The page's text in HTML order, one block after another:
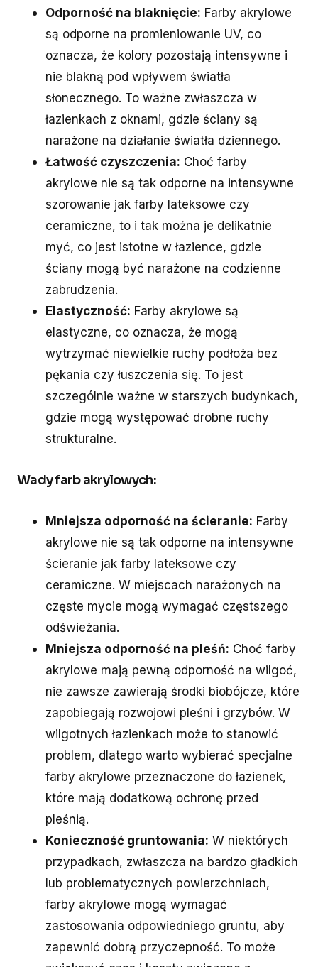
Odporność na blaknięcie: Farby akrylowe
są odporne na promieniowanie UV, co
oznacza, że kolory pozostają intensywne i
nie blakną pod wpływem światła
słonecznego. To ważne zwłaszcza w
łazienkach z oknami, gdzie ściany są
narażone na działanie światła dziennego.
Łatwość czyszczenia: Choć farby
akrylowe nie są tak odporne na intensywne
szorowanie jak farby lateksowe czy
ceramiczne, to i tak można je delikatnie
myć, co jest istotne w łazience, gdzie
ściany mogą być narażone na codzienne
zabrudzenia.
Elastyczność: Farby akrylowe są
elastyczne, co oznacza, że mogą
wytrzymać niewielkie ruchy podłoża bez
pękania czy łuszczenia się. To jest
szczególnie ważne w starszych budynkach,
gdzie mogą występować drobne ruchy
strukturalne.
Wady farb akrylowych:
Mniejsza odporność na ścieranie: Farby
akrylowe nie są tak odporne na intensywne
ścieranie jak farby lateksowe czy
ceramiczne. W miejscach narażonych na
częste mycie mogą wymagać częstszego
odświeżania.
Mniejsza odporność na pleśń: Choć farby
akrylowe mają pewną odporność na wilgoć,
nie zawsze zawierają środki biobójcze, które
zapobiegają rozwojowi pleśni i grzybów. W
wilgotnych łazienkach może to stanowić
problem, dlatego warto wybierać specjalne
farby akrylowe przeznaczone do łazienek,
które mają dodatkową ochronę przed
pleśnią.
Konieczność gruntowania: W niektórych
przypadkach, zwłaszcza na bardzo gładkich
lub problematycznych powierzchniach,
farby akrylowe mogą wymagać
zastosowania odpowiedniego gruntu, aby
zapewnić dobrą przyczepność. To może